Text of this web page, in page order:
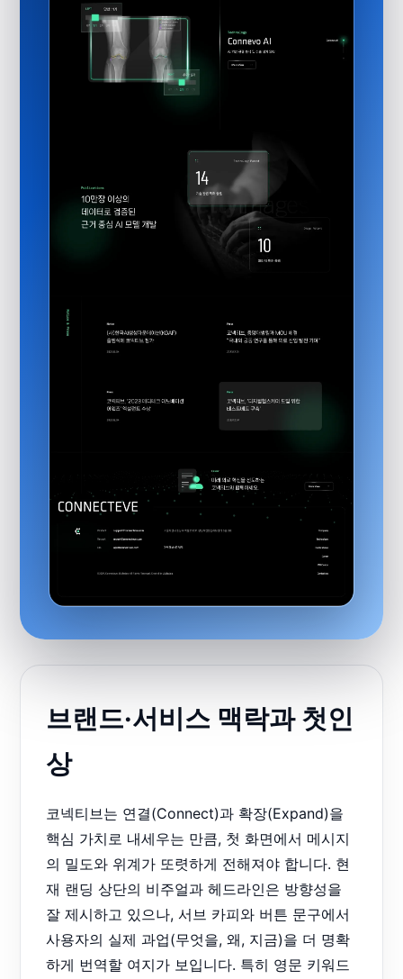
브랜드·서비스 맥락과 첫인
상
코넥티브는 연결(Connect)과 확장(Expand)을
핵심 가치로 내세우는 만큼, 첫 화면에서 메시지
의 밀도와 위계가 또렷하게 전해져야 합니다. 현
재 랜딩 상단의 비주얼과 헤드라인은 방향성을
잘 제시하고 있으나, 서브 카피와 버튼 문구에서
사용자의 실제 과업(무엇을, 왜, 지금)을 더 명확
하게 번역할 여지가 보입니다. 특히 영문 키워드